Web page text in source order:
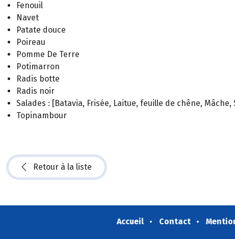
Fenouil
Navet
Patate douce
Poireau
Pomme De Terre
Potimarron
Radis botte
Radis noir
Salades : [Batavia, Frisée, Laitue, feuille de chêne, Mâche,
Topinambour
Retour à la liste
Accueil Contact